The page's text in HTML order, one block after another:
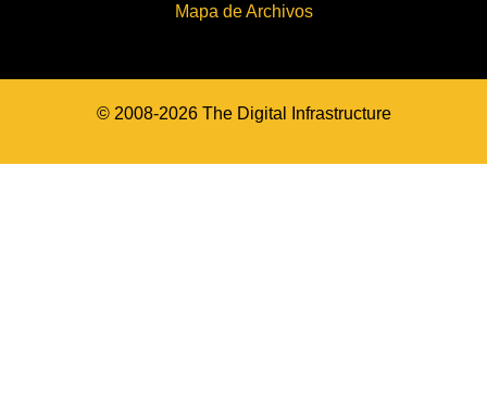
Mapa de Archivos
© 2008-2026 The Digital Infrastructure